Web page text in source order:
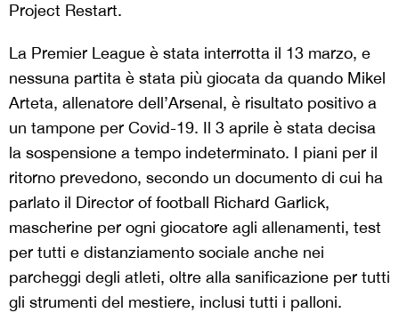
Project Restart.
La Premier League è stata interrotta il 13 marzo, e
nessuna partita è stata più giocata da quando Mikel
Arteta, allenatore dell’Arsenal, è risultato positivo a
un tampone per Covid-19. Il 3 aprile è stata decisa
la sospensione a tempo indeterminato. I piani per il
ritorno prevedono, secondo un documento di cui ha
parlato il Director of football Richard Garlick,
mascherine per ogni giocatore agli allenamenti, test
per tutti e distanziamento sociale anche nei
parcheggi degli atleti, oltre alla sanificazione per tutti
gli strumenti del mestiere, inclusi tutti i palloni.